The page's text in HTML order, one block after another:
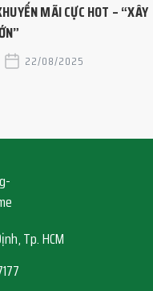
MÃI CỰC HOT – “XÂY
22/08/2025
Tp. HCM